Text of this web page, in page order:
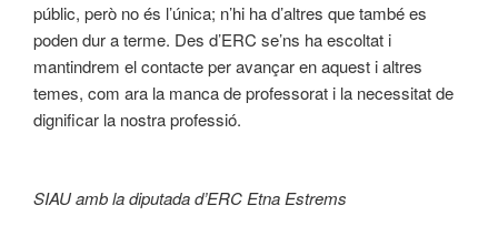
públic, però no és l’única; n’hi ha d’altres que també es
poden dur a terme. Des d’ERC se’ns ha escoltat i
mantindrem el contacte per avançar en aquest i altres
temes, com ara la manca de professorat i la necessitat de
dignificar la nostra professió.
SIAU amb la diputada d’ERC Etna Estrems